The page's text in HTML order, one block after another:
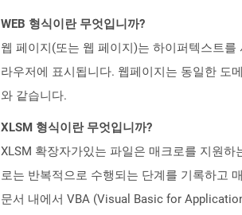
WEB 형식이란 무엇입니까?
웹 페이지(또는 웹 페이지)는 하이퍼텍스트
라우저에 표시됩니다. 웹페이지는 동일한 도
와 같습니다.
XLSM 형식이란 무엇입니까?
XLSM 확장자가있는 파일은 매크로를 지원
로는 반복적으로 수행되는 단계를 기록하고
문서 내에서 VBA (Visual Basic for